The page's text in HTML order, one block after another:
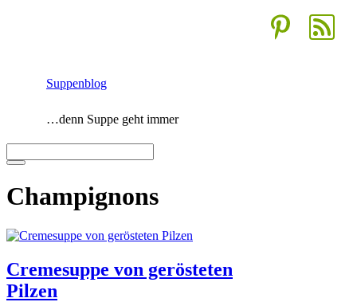
Suppenblog
…denn Suppe geht immer
Menü
Champignons
Cremesuppe von gerösteten
Pilzen